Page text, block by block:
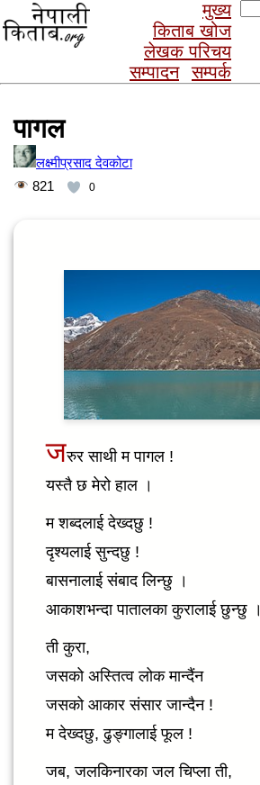
मुख्य
किताब खोज
लेखक परिचय
सम्पादन
सम्पर्क
for:
पागल
लक्ष्मीप्रसाद देवकोटा
821
0
जरुर साथी म पागल !
यस्तै छ मेरो हाल ।
म शब्दलाई देख्दछु !
दृश्यलाई सुन्दछु !
बासनालाई संबाद लिन्छु ।
आकाशभन्दा पातालका कुरालाई छुन्छु ।
ती कुरा,
जसको अस्तित्व लोक मान्दैंन
जसको आकार संसार जान्दैन !
म देख्दछु, ढुङ्गालाई फूल !
जब, जलकिनारका जल चिप्ला ती,